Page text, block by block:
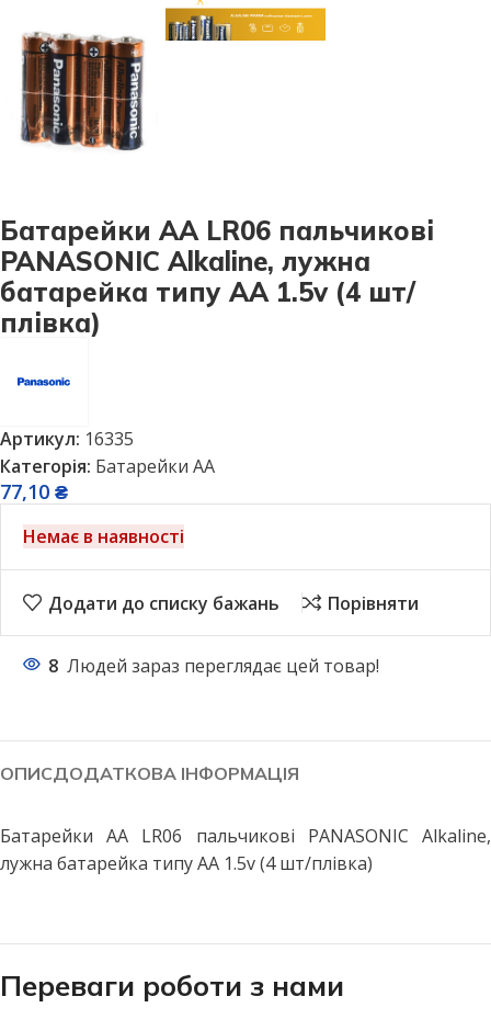
Батарейки АА LR06 пальчикові
PANASONIC Alkaline, лужна
батарейка типу АА 1.5v (4 шт/
плівка)
Артикул: 16335
Категорія: Батарейки AA
77,10 ₴
Немає в наявності
Додати до списку бажань Порівняти
8 Людей зараз переглядає цей товар!
ОПИСДОДАТКОВА ІНФОРМАЦІЯ
Батарейки АА LR06 пальчикові PANASONIC Alkaline,
лужна батарейка типу АА 1.5v (4 шт/плівка)
Переваги роботи з нами